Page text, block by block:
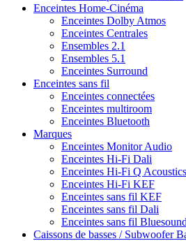
Enceintes Home-Cinéma
Enceintes Dolby Atmos
Enceintes Centrales
Ensembles 2.1
Ensembles 5.1
Enceintes Surround
Enceintes sans fil
Enceintes connectées
Enceintes multiroom
Enceintes Bluetooth
Marques
Enceintes Monitor Audio
Enceintes Hi-Fi Dali
Enceintes Hi-Fi Q Acoustics
Enceintes Hi-Fi KEF
Enceintes sans fil KEF
Enceintes sans fil Dali
Enceintes sans fil Bluesound
Caissons de basses / Subwoofer